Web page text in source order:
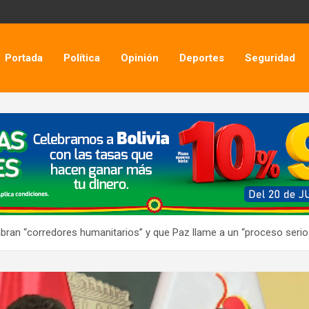
Portada Política Opinión Deportes Seguridad
“corredores humanitarios” y que Paz llame a un “proceso serio